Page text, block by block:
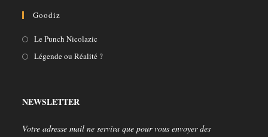
dans
un
onglet
dans
un
Goodiz
Le Punch Nicolazic
dans
Légende ou Réalité ?S’ouvre
NEWSLETTER
Votre adresse mail ne servira que pour vous envoyer des